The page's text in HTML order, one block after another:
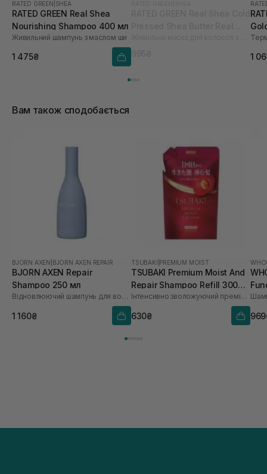
RATED GREEN SHEA
RATED GREEN Real Shea
Nourishing Shampoo 400 мл
Живильний шампунь з маслом ши
1 475₴
1
Вам також сподобається
BJORN AXEN BJORN AXEN REPAIR
BJORN AXEN Repair
Shampoo 250 мл
Відновлюючий шампунь для волосся
1 160₴
TSUBAKI PREMIUM MOIST
TSUBAKI Premium Moist And
Repair Shampoo Refill 300
мл
Інтенсивно зволожуючий преміум шампунь
630₴